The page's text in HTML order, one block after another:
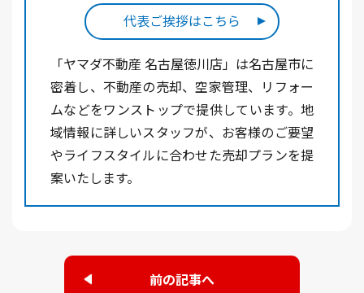
代表ご挨拶はこちら
「ヤマダ不動産 名古屋徳川店」は名古屋市に
密着し、不動産の売却、空家管理、リフォー
ムなどをワンストップで提供しています。地
域情報に詳しいスタッフが、お客様のご要望
やライフスタイルに合わせた売却プランを提
案いたします。
前の記事へ